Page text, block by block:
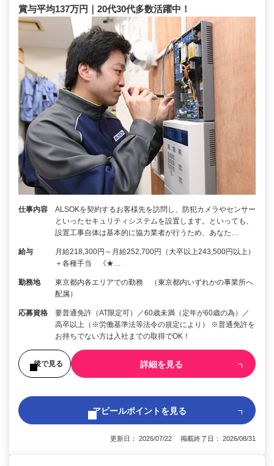
賞与平均137万円｜20代30代多数活躍中！
仕事内容
ALSOKを契約するお客様先を訪問し、防犯カメラやセンサー
といったセキュリティシステムを設置します。といっても、
設置工事自体は基本的に協力業者が行うため、あなた…
給与
月給218,300円～月給252,700円（大卒以上243,500円以上）
＋各種手当 《★…
勤務地
東京都内各エリアでの勤務 （東京都内いずれかの事業所へ
配属）
応募資格
要普通免許（AT限定可）／60歳未満（定年が60歳の為）／
高卒以上（※労働基準法等法令の規定により） ※普通免許を
お持ちでない方は入社までの取得でOK！
後で見る 詳細を見る
アピールポイントを見る
更新日： 2026/07/22 掲載終了日： 2026/08/31